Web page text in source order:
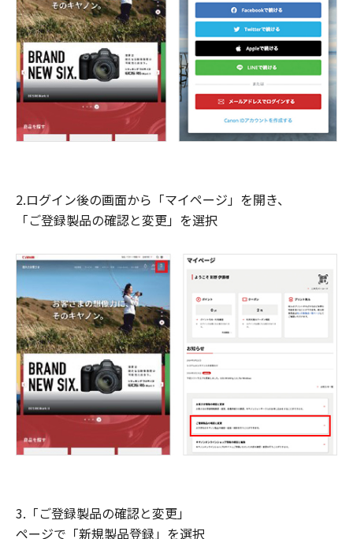
2.ログイン後の画面から「マイページ」を開き、
「ご登録製品の確認と変更」を選択
3.「ご登録製品の確認と変更」
ページで「新規製品登録」を選択